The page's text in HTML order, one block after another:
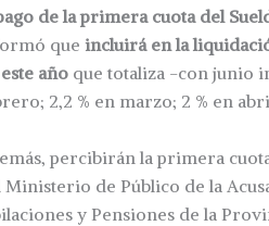
de la primera cuota del
que incluirá en la
año que totaliza -con junio
2,2 % en marzo; 2 % en
percibirán la primera
Ministerio de Público de la
y Pensiones de la